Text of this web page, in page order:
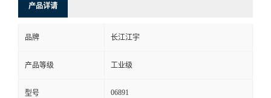
产品详请
品牌 长江江宇
产品等级 工业级
型号 06891